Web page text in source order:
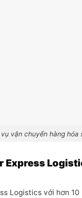
vận chuyển hàng hóa
Logistics với hơn